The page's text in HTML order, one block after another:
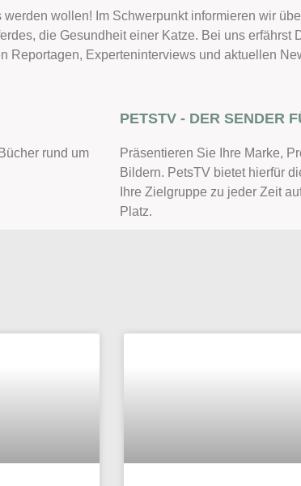
wollen! Im Schwerpunkt informieren wir
die Gesundheit einer Katze. Bei uns erfährst
Experteninterviews und aktuellen
rund um
PETSTV - DER SENDER
Präsentieren Sie Ihre Marke,
Bildern. PetsTV bietet hierfür
Ihre Zielgruppe zu jeder Zeit
Platz.